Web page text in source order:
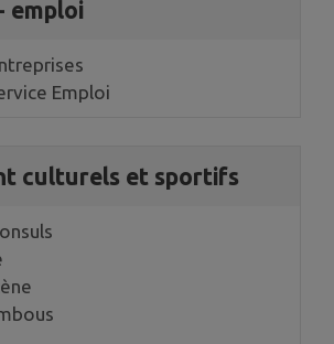
emploi
Emploi
culturels et sportifs